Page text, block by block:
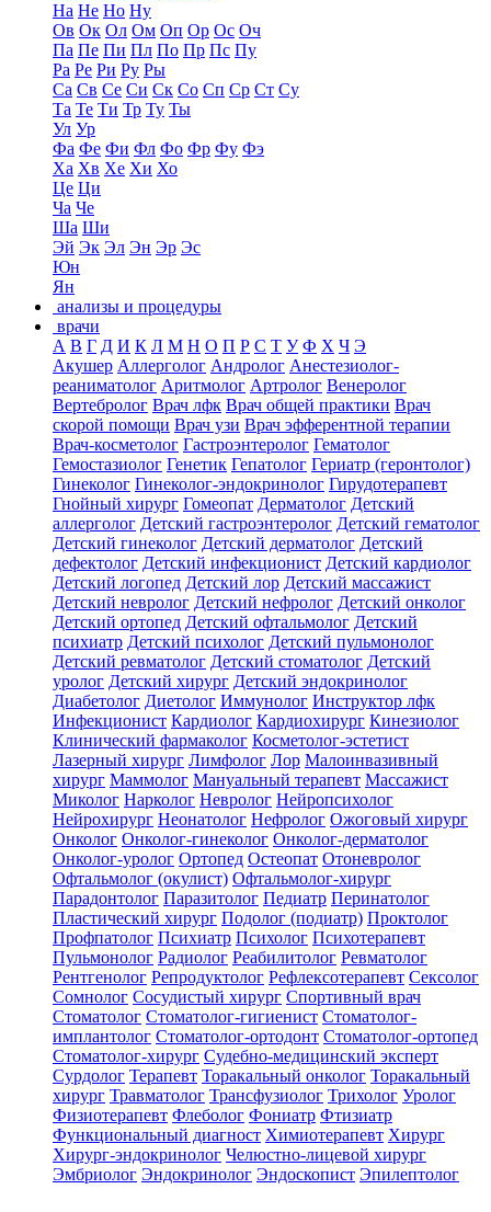
На Не Но Ну
Ов Ок Ол Ом Оп Ор Ос Оч
Па Пе Пи Пл По Пр Пс Пу
Ра Ре Ри Ру Ры
Са Св Се Си Ск Со Сп Ср Ст Су
Та Те Ти Тр Ту Ты
Ул Ур
Фа Фе Фи Фл Фо Фр Фу Фэ
Ха Хв Хе Хи Хо
Це Ци
Ча Че
Ша Ши
Эй Эк Эл Эн Эр Эс
Юн
Ян
анализы и процедуры
врачи
А В Г Д И К Л М Н О П Р С Т У Ф Х Ч Э
Акушер Аллерголог Андролог Анестезиолог-
реаниматолог Аритмолог Артролог Венеролог
Вертебролог Врач лфк Врач общей практики Врач
скорой помощи Врач узи Врач эфферентной терапии
Врач-косметолог Гастроэнтеролог Гематолог
Гемостазиолог Генетик Гепатолог Гериатр (геронтолог)
Гинеколог Гинеколог-эндокринолог Гирудотерапевт
Гнойный хирург Гомеопат Дерматолог Детский
аллерголог Детский гастроэнтеролог Детский гематолог
Детский гинеколог Детский дерматолог Детский
дефектолог Детский инфекционист Детский кардиолог
Детский логопед Детский лор Детский массажист
Детский невролог Детский нефролог Детский онколог
Детский ортопед Детский офтальмолог Детский
психиатр Детский психолог Детский пульмонолог
Детский ревматолог Детский стоматолог Детский
уролог Детский хирург Детский эндокринолог
Диабетолог Диетолог Иммунолог Инструктор лфк
Инфекционист Кардиолог Кардиохирург Кинезиолог
Клинический фармаколог Косметолог-эстетист
Лазерный хирург Лимфолог Лор Малоинвазивный
хирург Маммолог Мануальный терапевт Массажист
Миколог Нарколог Невролог Нейропсихолог
Нейрохирург Неонатолог Нефролог Ожоговый хирург
Онколог Онколог-гинеколог Онколог-дерматолог
Онколог-уролог Ортопед Остеопат Отоневролог
Офтальмолог (окулист) Офтальмолог-хирург
Парадонтолог Паразитолог Педиатр Перинатолог
Пластический хирург Подолог (подиатр) Проктолог
Профпатолог Психиатр Психолог Психотерапевт
Пульмонолог Радиолог Реабилитолог Ревматолог
Рентгенолог Репродуктолог Рефлексотерапевт Сексолог
Сомнолог Сосудистый хирург Спортивный врач
Стоматолог Стоматолог-гигиенист Стоматолог-
имплантолог Стоматолог-ортодонт Стоматолог-ортопед
Стоматолог-хирург Судебно-медицинский эксперт
Сурдолог Терапевт Торакальный онколог Торакальный
хирург Травматолог Трансфузиолог Трихолог Уролог
Физиотерапевт Флеболог Фониатр Фтизиатр
Функциональный диагност Химиотерапевт Хирург
Хирург-эндокринолог Челюстно-лицевой хирург
Эмбриолог Эндокринолог Эндоскопист Эпилептолог